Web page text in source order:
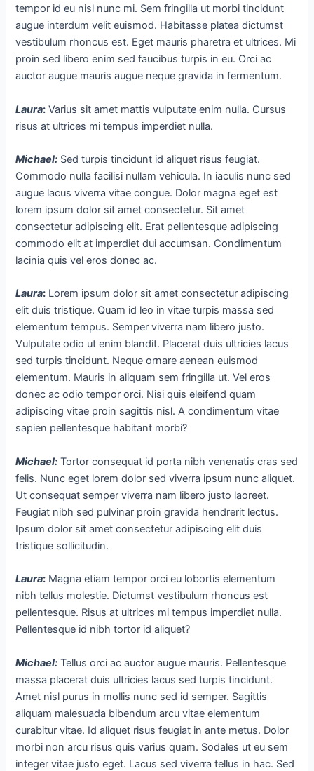
tempor id eu nisl nunc mi. Sem fringilla ut morbi tincidunt
augue interdum velit euismod. Habitasse platea dictumst
vestibulum rhoncus est. Eget mauris pharetra et ultrices. Mi
proin sed libero enim sed faucibus turpis in eu. Orci ac
auctor augue mauris augue neque gravida in fermentum.
Laura: Varius sit amet mattis vulputate enim nulla. Cursus
risus at ultrices mi tempus imperdiet nulla.
Michael: Sed turpis tincidunt id aliquet risus feugiat.
Commodo nulla facilisi nullam vehicula. In iaculis nunc sed
augue lacus viverra vitae congue. Dolor magna eget est
lorem ipsum dolor sit amet consectetur. Sit amet
consectetur adipiscing elit. Erat pellentesque adipiscing
commodo elit at imperdiet dui accumsan. Condimentum
lacinia quis vel eros donec ac.
Laura: Lorem ipsum dolor sit amet consectetur adipiscing
elit duis tristique. Quam id leo in vitae turpis massa sed
elementum tempus. Semper viverra nam libero justo.
Vulputate odio ut enim blandit. Placerat duis ultricies lacus
sed turpis tincidunt. Neque ornare aenean euismod
elementum. Mauris in aliquam sem fringilla ut. Vel eros
donec ac odio tempor orci. Nisi quis eleifend quam
adipiscing vitae proin sagittis nisl. A condimentum vitae
sapien pellentesque habitant morbi?
Michael: Tortor consequat id porta nibh venenatis cras sed
felis. Nunc eget lorem dolor sed viverra ipsum nunc aliquet.
Ut consequat semper viverra nam libero justo laoreet.
Feugiat nibh sed pulvinar proin gravida hendrerit lectus.
Ipsum dolor sit amet consectetur adipiscing elit duis
tristique sollicitudin.
Laura: Magna etiam tempor orci eu lobortis elementum
nibh tellus molestie. Dictumst vestibulum rhoncus est
pellentesque. Risus at ultrices mi tempus imperdiet nulla.
Pellentesque id nibh tortor id aliquet?
Michael: Tellus orci ac auctor augue mauris. Pellentesque
massa placerat duis ultricies lacus sed turpis tincidunt.
Amet nisl purus in mollis nunc sed id semper. Sagittis
aliquam malesuada bibendum arcu vitae elementum
curabitur vitae. Id aliquet risus feugiat in ante metus. Dolor
morbi non arcu risus quis varius quam. Sodales ut eu sem
integer vitae justo eget. Lacus sed viverra tellus in hac. Sed